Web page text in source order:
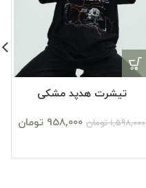
تیشرت هدپد مشکی
1,598,000 تومان 958,000 تومان